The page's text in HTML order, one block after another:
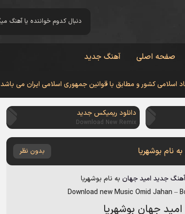
صفحه اصلی آهنگ جدید
اسلامی کشور و مطابق با قوانین جمهوری اسلامی ایران می باشد
دانلود ریمیکس جدید
Download New Remix
نام بوشهریا بدون نظر
آهنگ جدید امید جهان به نام بوشهریا
Download new Music Omid Jahan–
امید جهان بوشهریا